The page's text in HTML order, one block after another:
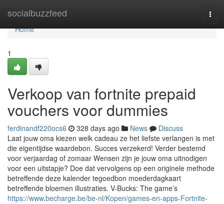
socialbuzzfeed
Home
Home
1
Verkoop van fortnite prepaid
vouchers voor dummies
ferdinandf220ocs6 328 days ago News
Discuss
Laat jouw oma kiezen welk cadeau ze het liefste verlangen is met
die eigentijdse waardebon. Succes verzekerd! Verder bestemd
voor verjaardag of zomaar Wensen zijn je jouw oma uitnodigen
voor een uitstapje? Doe dat vervolgens op een originele methode
betreffende deze kalender tegoedbon moederdagkaart
betreffende bloemen illustraties. V-Bucks: The game’s
https://www.becharge.be/be-nl/Kopen/games-en-apps-Fortnite-